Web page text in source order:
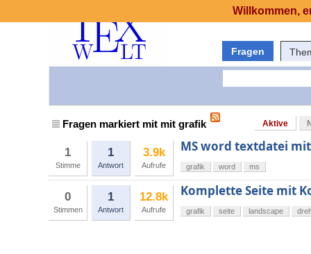
Fragen
Fragen markiert mit mit grafik Aktive
1
Stimme
1
Antwort
3.9k
Aufrufe
MS word textdatei
grafik word ms
0
Stimmen
1
Antwort
12.8k
Aufrufe
Komplette Seite mit
grafik seite landscape
Willkommen,